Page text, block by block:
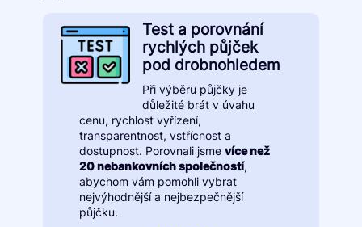
Test a porovnání
rychlých půjček
pod drobnohledem
Při výběru půjčky je
důležité brát v úvahu
cenu, rychlost vyřízení,
transparentnost, vstřícnost a
dostupnost. Porovnali jsme více než
20 nebankovních společností,
abychom vám pomohli vybrat
nejvýhodnější a nejbezpečnější
půjčku.